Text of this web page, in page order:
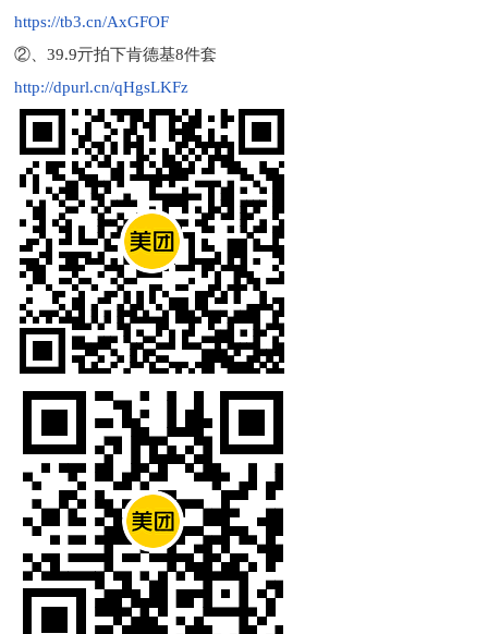
https://tb3.cn/AxGFOF
②、39.9亓拍下肯德基8件套
http://dpurl.cn/qHgsLKFz